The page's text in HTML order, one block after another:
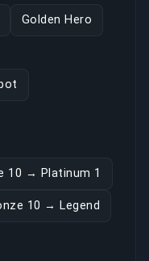
Golden Hero
10 → Platinum 1
10 → Legend